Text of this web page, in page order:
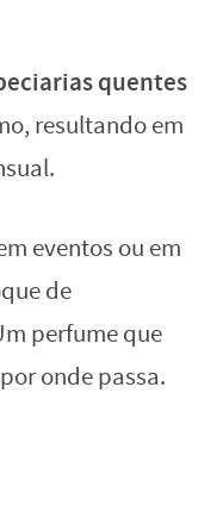
quentes
resultando em
eventos ou em
de
perfume que
onde passa.